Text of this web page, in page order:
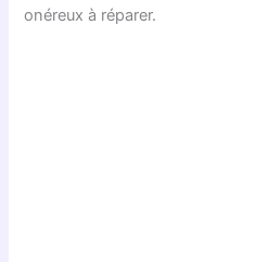
onéreux à réparer.